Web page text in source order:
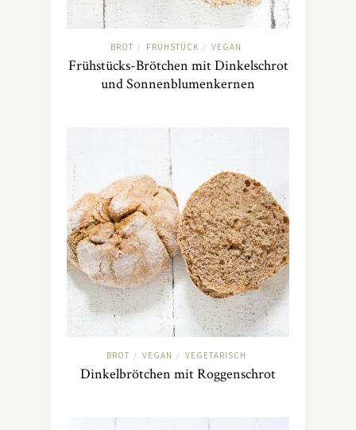
BROT / FRÜHSTÜCK / VEGAN
Frühstücks-Brötchen mit Dinkelschrot
und Sonnenblumenkernen
BROT / VEGAN / VEGETARISCH
Dinkelbrötchen mit Roggenschrot